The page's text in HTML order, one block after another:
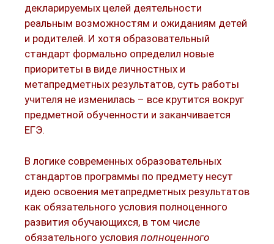
декларируемых целей деятельности
реальным возможностям и ожиданиям детей
и родителей. И хотя образовательный
стандарт формально определил новые
приоритеты в виде личностных и
метапредметных результатов, суть работы
учителя не изменилась – все крутится вокруг
предметной обученности и заканчивается
ЕГЭ.
В логике современных образовательных
стандартов программы по предмету несут
идею освоения метапредметных результатов
как обязательного условия полноценного
развития обучающихся, в том числе
обязательного условия полноценного